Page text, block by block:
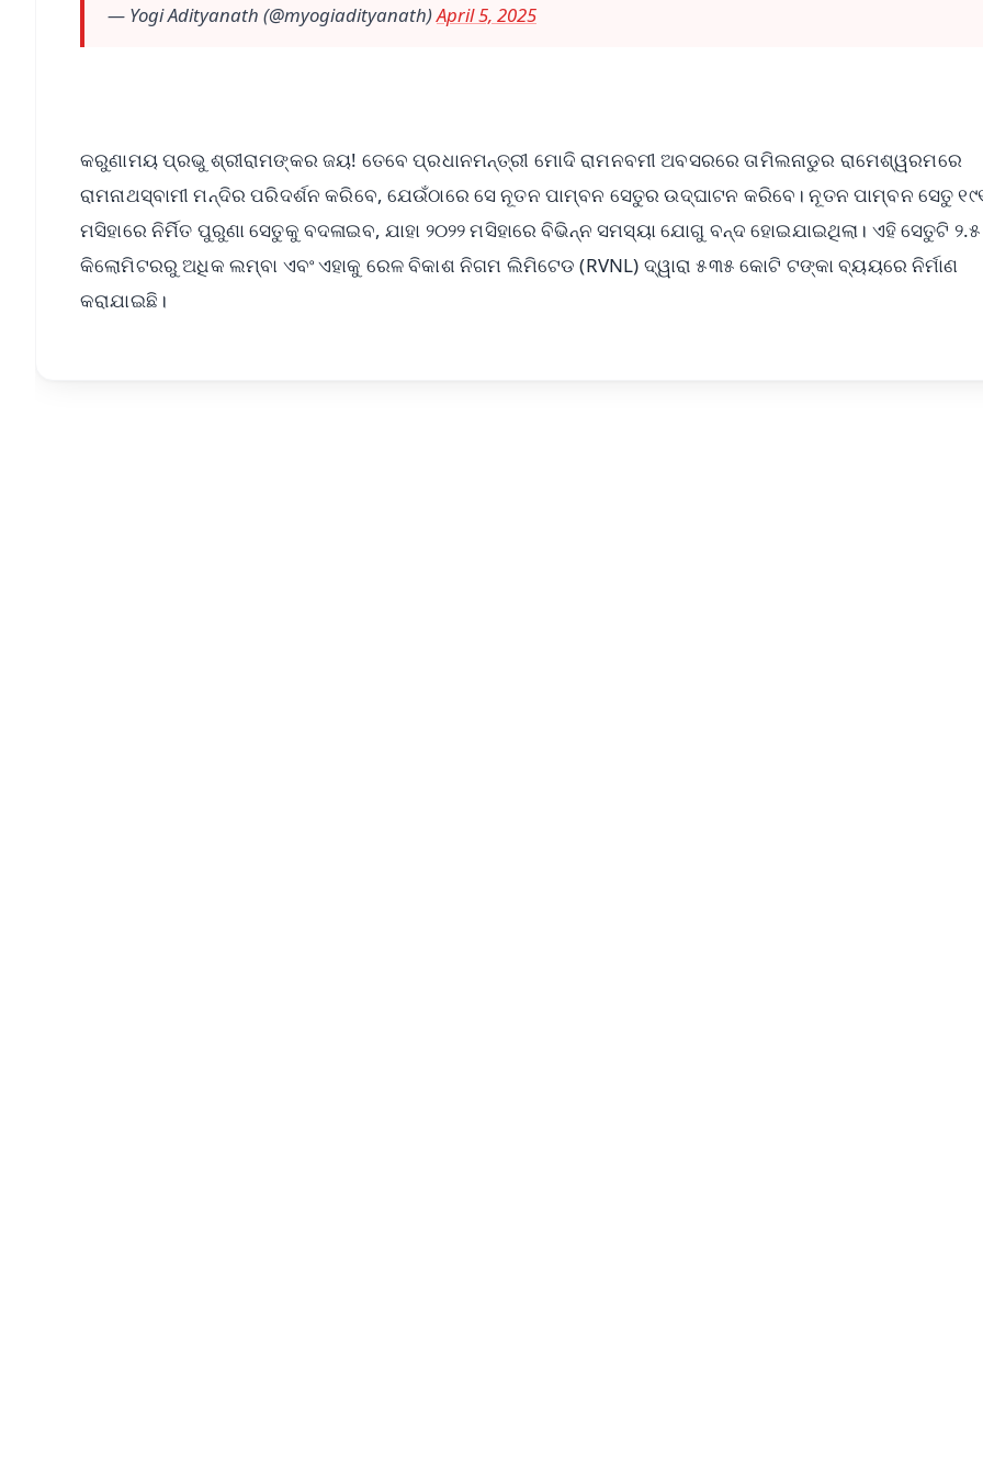
— Yogi Adityanath (@myogiadityanath)April 5, 2025
କରୁଣାମୟ ପ୍ରଭୁ ଶ୍ରୀରାମଙ୍କର ଜୟ! ତେବେ ପ୍ରଧାନମନ୍ତ୍ରୀ ମୋଦି ରାମନବମୀ ଅବସରରେ ତାମିଲନାଡୁର ରାମେଶ୍ୱରମରେ
ରାମନାଥସ୍ବାମୀ ମନ୍ଦିର ପରିଦର୍ଶନ କରିବେ, ଯେଉଁଠାରେ ସେ ନୂତନ ପାମ୍ବନ ସେତୁର ଉଦ୍‌ଘାଟନ କରିବେ। ନୂତନ ପାମ୍ବନ ସେତୁ
ମସିହାରେ ନିର୍ମିତ ପୁରୁଣା ସେତୁକୁ ବଦଳାଇବ, ଯାହା ୨୦୨୨ ମସିହାରେ ବିଭିନ୍ନ ସମସ୍ୟା ଯୋଗୁ ବନ୍ଦ ହୋଇଯାଇଥିଲା। ଏହି ସେତୁଟି ୨.୫
କିଲୋମିଟରରୁ ଅଧିକ ଲମ୍ବା ଏବଂ ଏହାକୁ ରେଳ ବିକାଶ ନିଗମ ଲିମିଟେଡ (RVNL) ଦ୍ୱାରା ୫୩୫ କୋଟି ଟଙ୍କା ବ୍ୟୟରେ ନିର୍ମାଣ
କରାଯାଇଛି।